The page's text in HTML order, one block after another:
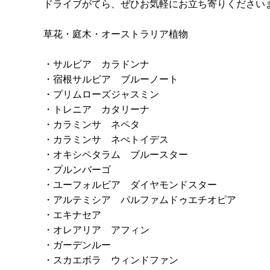
ドライブがてら、ぜひお気軽にお立ち寄りください
草花・庭木・オーストラリア植物
・サルビア カラドンナ
・宿根サルビア ブルーノート
・プリムローズジャスミン
・トレニア カタリーナ
・カラミンサ ネペタ
・カラミンサ ネぺトイデス
・オキシペタラム ブルースター
・プルンバーゴ
・ユーフォルビア ダイヤモンドスター
・アルテミシア パルファムドゥエチオピア
・エキナセア
・オレアリア アフィン
・ガーデンルー
・スカエボラ ウィンドファン